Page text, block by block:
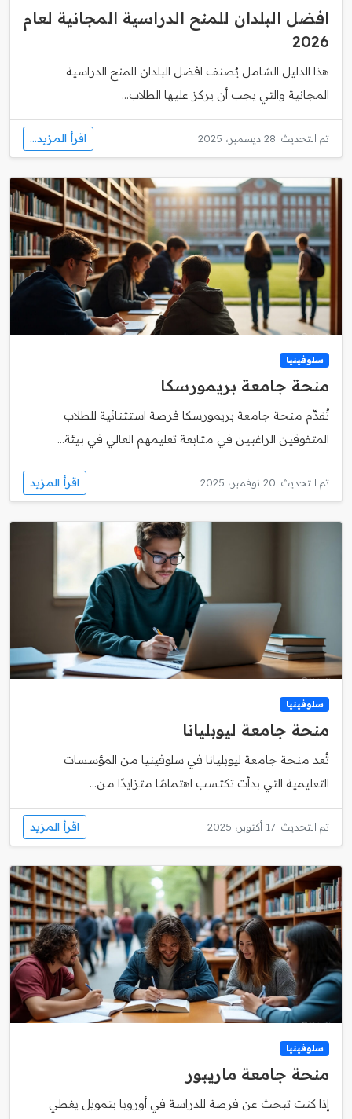
افضل البلدان للمنح الدراسية المجانية لعام
2026
هذا الدليل الشامل يُصنف افضل البلدان للمنح الدراسية
المجانية والتي يجب أن يركز عليها الطلاب...
تم التحديث: 28 ديسمبر، 2025 اقرأ المزيد...
سلوفينيا
منحة جامعة بريمورسكا
تُقدِّم منحة جامعة بريمورسكا فرصة استثنائية للطلاب
المتفوقين الراغبين في متابعة تعليمهم العالي في بيئة...
تم التحديث: 20 نوفمبر، 2025 اقرأ المزيد
سلوفينيا
منحة جامعة ليوبليانا
تُعد منحة جامعة ليوبليانا في سلوفينيا من المؤسسات
التعليمية التي بدأت تكتسب اهتمامًا متزايدًا من...
تم التحديث: 17 أكتوبر، 2025 اقرأ المزيد
سلوفينيا
منحة جامعة ماريبور
إذا كنت تبحث عن فرصة للدراسة في أوروبا بتمويل يغطي